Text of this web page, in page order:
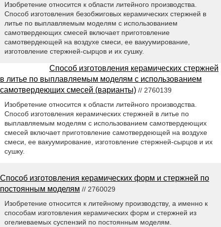
Изобретение относится к области литейного производства.
Способ изготовления безобжиговых керамических стержней в
литье по выплавляемым моделям с использованием
самотвердеющих смесей включает приготовление
самотвердеющей на воздухе смеси, ее вакуумирование,
изготовление стержней-сырцов и их сушку.
Способ изготовления керамических стержней
в литье по выплавляемым моделям с использованием
самотвердеющих смесей (варианты) // 2760139
Изобретение относится к области литейного производства.
Способ изготовления керамических стержней в литье по
выплавляемым моделям с использованием самотвердеющих
смесей включает приготовление самотвердеющей на воздухе
смеси, ее вакуумирование, изготовление стержней-сырцов и их
сушку.
Способ изготовления керамических форм и стержней по
постоянным моделям // 2760029
Изобретение относится к литейному производству, а именно к
способам изготовления керамических форм и стержней из
огелиеваемых суспензий по постоянным моделям.